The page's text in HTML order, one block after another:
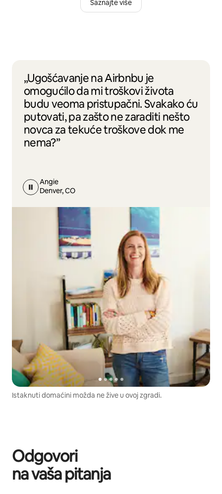
Saznajte više
„Ugošćavanje na Airbnbu je
omogućilo da mi troškovi života
budu veoma pristupačni. Svakako ću
putovati, pa zašto ne zaraditi nešto
novca za tekuće troškove dok me
nema?”
Angie
Denver, CO
Istaknuti domaćini možda ne žive u ovoj zgradi.
Odgovori
na vaša pitanja